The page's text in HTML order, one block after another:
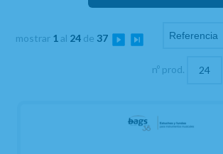
mostrar 1al 24 de 37
nº prod.